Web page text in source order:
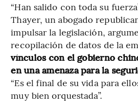
“Han salido con toda su
Thayer, un abogado
impulsar la legislación,
recopilación de datos de la
vínculos con el gobierno
en una amenaza para la
“Es el final de su vida para
muy bien orquestada”.